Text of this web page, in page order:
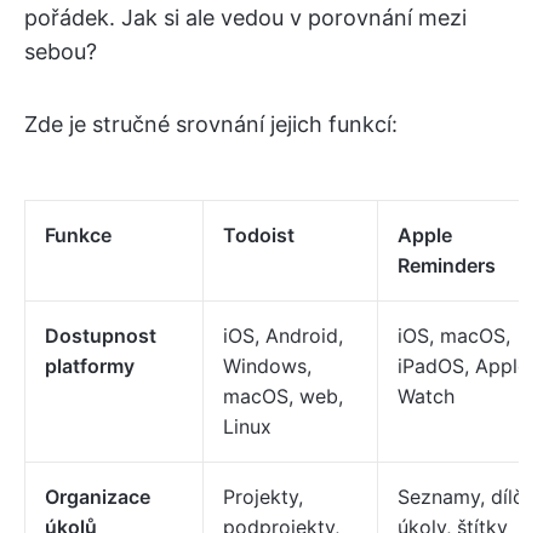
pořádek. Jak si ale vedou v porovnání mezi
sebou?
Zde je stručné srovnání jejich funkcí:
Funkce Todoist
Apple
Reminders
Dostupnost
platformy
iOS, Android,
Windows,
macOS, web,
Linux
iOS, macOS,
iPadOS, Apple
Watch
Organizace
úkolů
Projekty,
podprojekty,
Seznamy, dílčí
úkoly, štítky